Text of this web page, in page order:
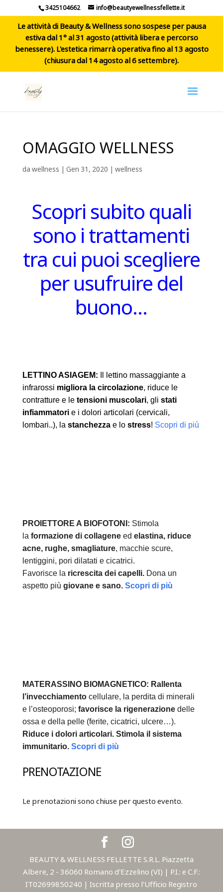
3425104662 info@beautyewellnessfellette.it
Le attività di Beauty & Wellness sono sospese per pausa
estiva dal 1° al 31 agosto (attività libera e percorso
benessere). L'estetica rimarrà operativa fino al 13 agosto
(chiusura dal 14 agosto al 6 settembre).
OMAGGIO WELLNESS
dawellness | Gen 31, 2020 | wellness
Scopri subito quali
sono i trattamenti
tra cui puoi scegliere
per usufruire del
buono…
LETTINO ASIAGEM:
Il lettino massaggiante a
infrarossi migliora la circolazione, riduce le
contratture e le tensioni muscolari, gli stati
infiammatori e i dolori articolari (cervicali,
lombari..), la stanchezzae lo stress! Scopri di più
PROIETTORE A BIOFOTONI: Stimola
la formazione di collagene ed elastina, riduce
acne, rughe, smagliature, macchie scure,
lentiggini, pori dilatati e cicatrici.
Favorisce la ricrescita dei capelli. Dona un
aspetto più giovane e sano. Scopri di più
MATERASSINO BIOMAGNETICO: Rallenta
l’invecchiamentocellulare, la perdita di minerali
e l’osteoporosi; favorisce la rigenerazionedelle
ossa e della pelle (ferite, cicatrici, ulcere…).
Riduce i dolori articolari. Stimola il sistema
immunitario. Scopri di più
PRENOTAZIONE
Le prenotazioni sono chiuse per questo evento.
BEAUTY & WELLNESS FELLETTE S.R.L. Piazzetta
Albere, 2 - 36060 Romano d'Ezzelino (VI) | P.I.: e C.F.:
IT02699850240 | Iscritta presso l'Ufficio Registro